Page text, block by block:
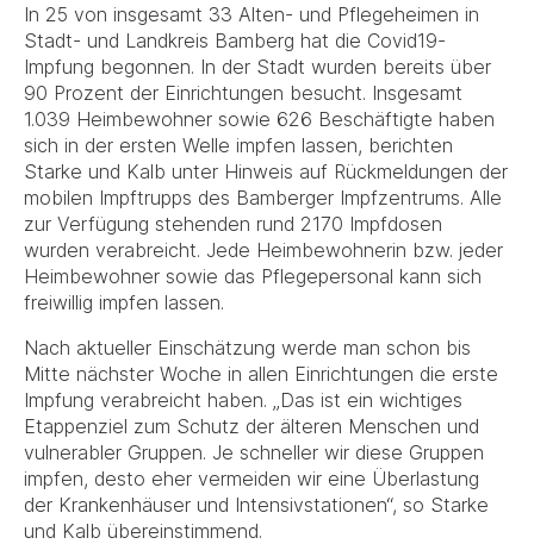
In 25 von insgesamt 33 Alten- und Pflegeheimen in
Stadt- und Landkreis Bamberg hat die Covid19-
Impfung begonnen. In der Stadt wurden bereits über
90 Prozent der Einrichtungen besucht. Insgesamt
1.039 Heimbewohner sowie 626 Beschäftigte haben
sich in der ersten Welle impfen lassen, berichten
Starke und Kalb unter Hinweis auf Rückmeldungen der
mobilen Impftrupps des Bamberger Impfzentrums. Alle
zur Verfügung stehenden rund 2170 Impfdosen
wurden verabreicht. Jede Heimbewohnerin bzw. jeder
Heimbewohner sowie das Pflegepersonal kann sich
freiwillig impfen lassen.
Nach aktueller Einschätzung werde man schon bis
Mitte nächster Woche in allen Einrichtungen die erste
Impfung verabreicht haben. „Das ist ein wichtiges
Etappenziel zum Schutz der älteren Menschen und
vulnerabler Gruppen. Je schneller wir diese Gruppen
impfen, desto eher vermeiden wir eine Überlastung
der Krankenhäuser und Intensivstationen“, so Starke
und Kalb übereinstimmend.